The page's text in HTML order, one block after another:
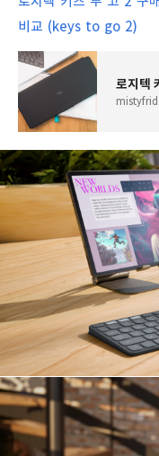
비교 (keys to go 2)